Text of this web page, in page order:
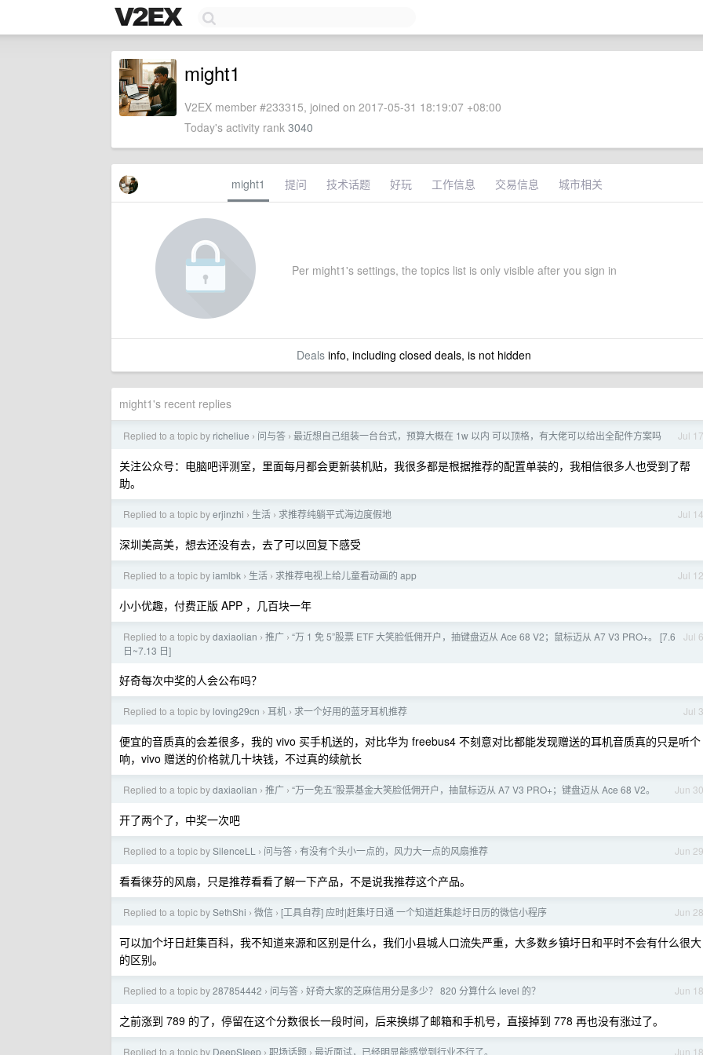
might1
V2EX member #233315, joined on 2017-05-31 18:19:07 +08:00
Today's activity rank 3040
might1 提问 技术话题 好玩 工作信息 交易信息 城市相关
Per might1's settings, the topics list is only visible after you sign in
Dealsinfo, including closed deals, is not hidden
might1's recent replies
Jul 17
Replied to a topic by richeliue › 问与答 › 最近想自己组装一台台式，预算大概在 1w 以内 可以顶格，有大佬可以给出全配件方案吗
关注公众号：电脑吧评测室，里面每月都会更新装机贴，我很多都是根据推荐的配置单装的，我相信很多人也受到了帮
助。
Jul 14
Replied to a topic byerjinzhi › 生活 › 求推荐纯躺平式海边度假地
深圳美高美，想去还没有去，去了可以回复下感受
Jul 12
Replied to a topic byiamlbk › 生活 › 求推荐电视上给儿童看动画的 app
小小优趣，付费正版 APP ，几百块一年
Jul 6
Replied to a topic bydaxiaolian › 推广 › “万 1 免 5”股票 ETF 大笑脸低佣开户，抽键盘迈从 Ace 68 V2；鼠标迈从 A7 V3 PRO+。 [7.6
日~7.13 日]
好奇每次中奖的人会公布吗？
Jul 3
Replied to a topic by loving29cn › 耳机 › 求一个好用的蓝牙耳机推荐
便宜的音质真的会差很多，我的 vivo 买手机送的，对比华为 freebus4 不刻意对比都能发现赠送的耳机音质真的只是听个
响，vivo 赠送的价格就几十块钱，不过真的续航长
Jun 30
Replied to a topic bydaxiaolian › 推广 › “万一免五”股票基金大笑脸低佣开户，抽鼠标迈从 A7 V3 PRO+；键盘迈从 Ace 68 V2。
开了两个了，中奖一次吧
Jun 29
Replied to a topic bySilenceLL › 问与答 › 有没有个头小一点的，风力大一点的风扇推荐
看看徕芬的风扇，只是推荐看看了解一下产品，不是说我推荐这个产品。
Jun 28
Replied to a topic bySethShi › 微信 › [工具自荐] 应时|赶集圩日通 一个知道赶集趁圩日历的微信小程序
可以加个圩日赶集百科，我不知道来源和区别是什么，我们小县城人口流失严重，大多数乡镇圩日和平时不会有什么很大
的区别。
Jun 18
Replied to a topic by287854442 › 问与答 › 好奇大家的芝麻信用分是多少？ 820 分算什么 level 的？
之前涨到 789 的了，停留在这个分数很长一段时间，后来换绑了邮箱和手机号，直接掉到 778 再也没有涨过了。
Jun 18
Replied to a topic by DeepSIeep › 职场话题 › 最近面试，已经明显能感觉到行业不行了。